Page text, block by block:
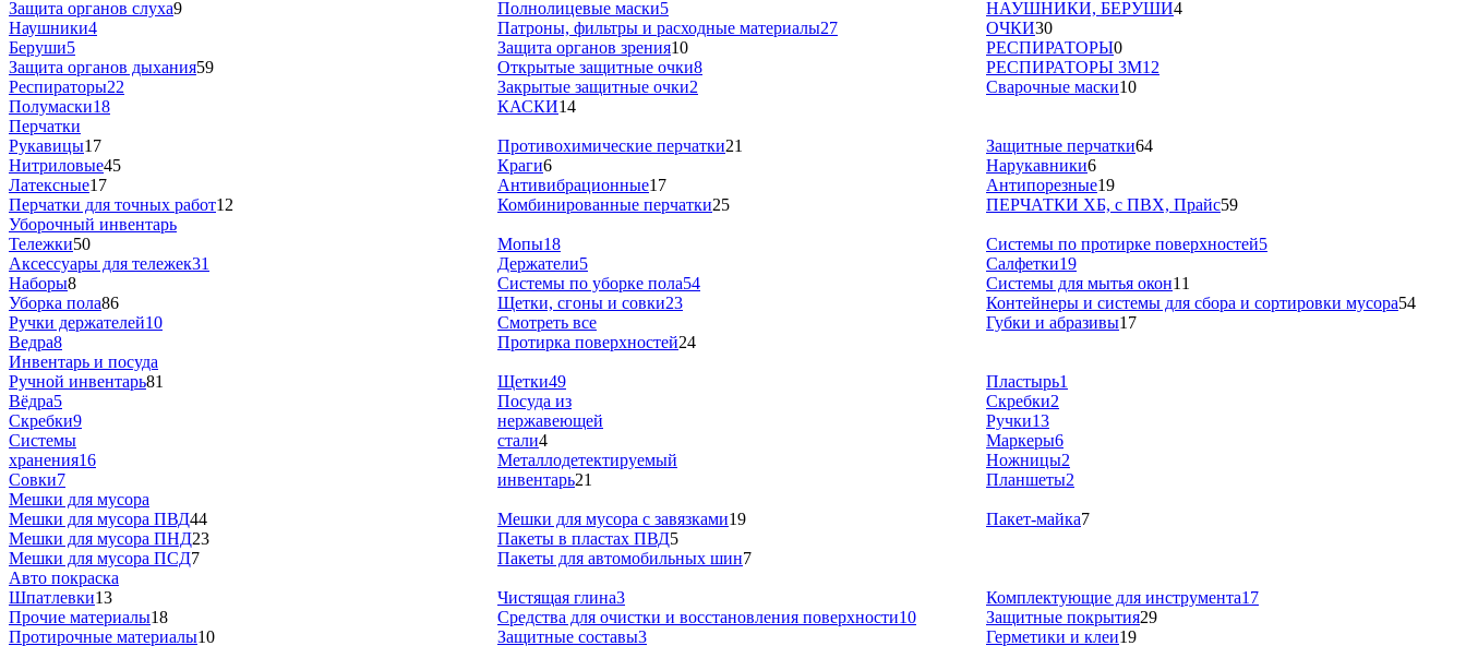
Защита органов слуха9
Наушники4
Беруши5
Защита органов дыхания59
Респираторы22
Полумаски18
Полнолицевые маски5
Патроны, фильтры и расходные материалы27
Защита органов зрения10
Открытые защитные очки8
Закрытые защитные очки2
КАСКИ14
НАУШНИКИ, БЕРУШИ4
ОЧКИ30
РЕСПИРАТОРЫ0
РЕСПИРАТОРЫ 3М12
Сварочные маски10
Перчатки
Рукавицы17
Нитриловые45
Латексные17
Перчатки для точных работ12
Противохимические перчатки21
Краги6
Антивибрационные17
Комбинированные перчатки25
Защитные перчатки64
Нарукавники6
Антипорезные19
ПЕРЧАТКИ ХБ, с ПВХ, Прайс59
Уборочный инвентарь
Тележки50
Аксессуары для тележек31
Наборы8
Уборка пола86
Ручки держателей10
Ведра8
Мопы18
Держатели5
Системы по уборке пола54
Щетки, сгоны и совки23
Смотреть все
Протирка поверхностей24
Системы по протирке поверхностей5
Салфетки19
Системы для мытья окон11
Контейнеры и системы для сбора и сортировки мусора54
Губки и абразивы17
Инвентарь и посуда
Ручной инвентарь81
Вёдра5
Скребки9
Системы
хранения16
Совки7
Щетки49
Посуда из
нержавеющей
стали4
Металлодетектируемый
инвентарь21
Пластырь1
Скребки2
Ручки13
Маркеры6
Ножницы2
Планшеты2
Мешки для мусора
Мешки для мусора ПВД44
Мешки для мусора ПHД23
Мешки для мусора ПCД7
Мешки для мусора с завязками19
Пакеты в пластах ПВД5
Пакеты для автомобильных шин7
Пакет-майка7
Авто покраска
Шпатлевки13
Прочие материалы18
Протирочные материалы10
Чистящая глина3
Средства для очистки и восстановления поверхности10
Защитные составы3
Комплектующие для инструмента17
Защитные покрытия29
Герметики и клеи19